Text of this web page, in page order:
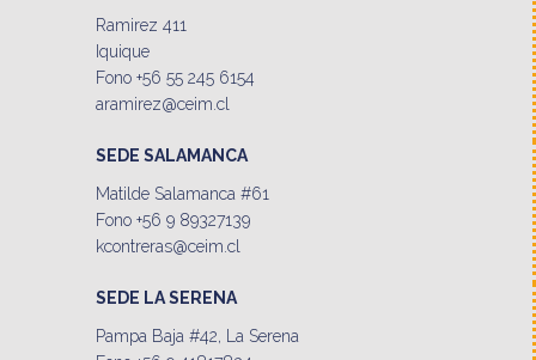
Ramirez 411
Iquique
Fono +56 55 245 6154
aramirez@ceim.cl
SEDE SALAMANCA
Matilde Salamanca #61
Fono +56 9 89327139
kcontreras@ceim.cl
SEDE LA SERENA
Pampa Baja #42, La Serena